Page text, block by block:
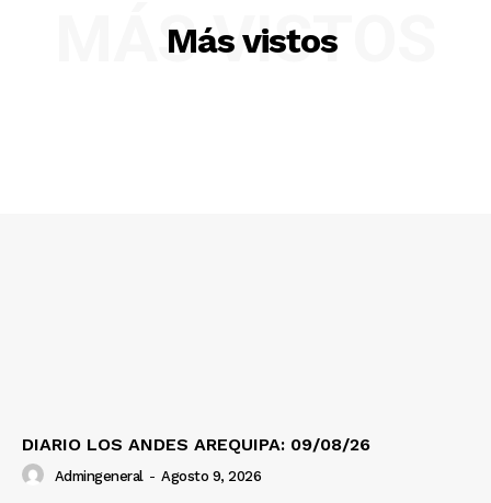
Diario los Andes
Más vistos
MÁS VISTOS
DIARIO LOS ANDES AREQUIPA: 09/08/26
Admingeneral - Agosto 9, 2026